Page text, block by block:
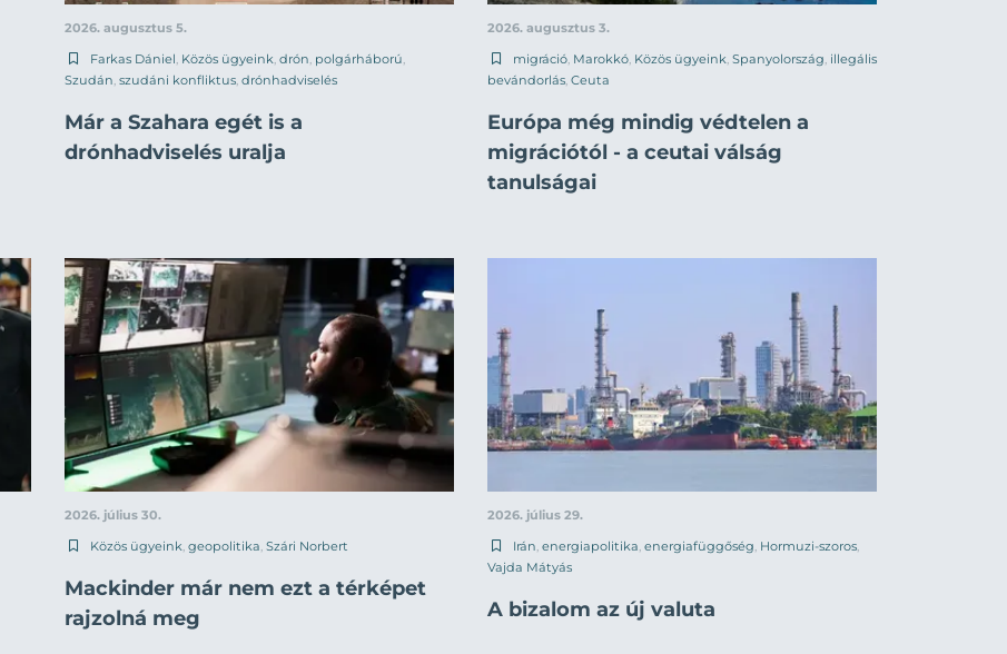
2026. augusztus 5.
Farkas Dániel Közös ügyeink drón polgárháború
Szudán szudáni konfliktus drónhadviselés
Már a Szahara egét is a
drónhadviselés uralja
2026. augusztus 3.
migráció Marokkó Közös ügyeink Spanyolország illegális
bevándorlás Ceuta
Európa még mindig védtelen a
migrációtól - a ceutai válság
tanulságai
2026. július 30.
Közös ügyeink, geopolitika, Szári Norbert
Mackinder már nem ezt a térképet
rajzolná meg
2026. július 29.
Irán, energiapolitika, energiafüggőség, Hormuzi-szoros,
Vajda Mátyás
A bizalom az új valuta